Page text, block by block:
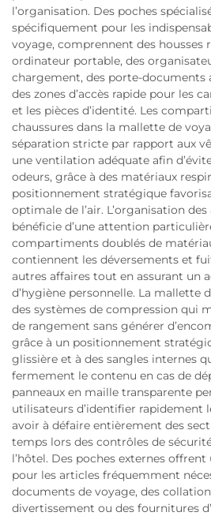
l’organisation. Des poches
spécifiquement pour les
voyage, comprennent des housses
ordinateur portable, des
chargement, des porte-documents
des zones d’accès rapide pour les
et les pièces d’identité. Les
chaussures dans la mallette de
séparation stricte par rapport aux
une ventilation adéquate afin
odeurs, grâce à des matériaux
positionnement stratégique
optimale de l’air. L’organisation
bénéficie d’une attention
compartiments doublés de
contiennent les déversements et
autres affaires tout en assurant un
d’hygiène personnelle. La mallette
des systèmes de compression qui
de rangement sans générer
grâce à un positionnement
glissière et à des sangles internes
fermement le contenu en cas de
panneaux en maille transparente
utilisateurs d’identifier rapidement
avoir à défaire entièrement des
temps lors des contrôles de
l’hôtel. Des poches externes
pour les articles fréquemment
documents de voyage, des
divertissement ou des fournitures